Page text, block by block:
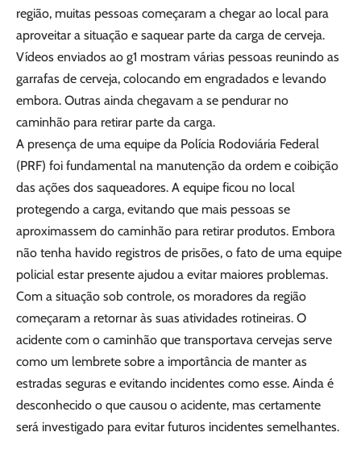
região, muitas pessoas começaram a chegar ao local para
aproveitar a situação e saquear parte da carga de cerveja.
Vídeos enviados ao g1 mostram várias pessoas reunindo as
garrafas de cerveja, colocando em engradados e levando
embora. Outras ainda chegavam a se pendurar no
caminhão para retirar parte da carga.
A presença de uma equipe da Polícia Rodoviária Federal
(PRF) foi fundamental na manutenção da ordem e coibição
das ações dos saqueadores. A equipe ficou no local
protegendo a carga, evitando que mais pessoas se
aproximassem do caminhão para retirar produtos. Embora
não tenha havido registros de prisões, o fato de uma equipe
policial estar presente ajudou a evitar maiores problemas.
Com a situação sob controle, os moradores da região
começaram a retornar às suas atividades rotineiras. O
acidente com o caminhão que transportava cervejas serve
como um lembrete sobre a importância de manter as
estradas seguras e evitando incidentes como esse. Ainda é
desconhecido o que causou o acidente, mas certamente
será investigado para evitar futuros incidentes semelhantes.